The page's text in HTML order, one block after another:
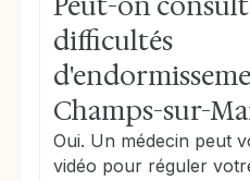
difficultés
Champs-sur-
Oui. Un médecin peut
vidéo pour réguler